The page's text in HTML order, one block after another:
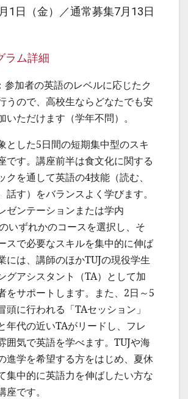
1日（金）／通常募集7月13日
ラム詳細
加者の英語のレベルに応じたク
うので、高校生ならどなたでも安
いただけます（学年不問）。
とした5日間の短期集中型のスキ
です。講座前半は食文化に関する
クを通して英語の4技能（読む、
話す）をバランスよく学びます。
ゼンテーションまたは学内
いずれかのコースを選択し、そ
スで必要なスキルを集中的に伸ば
には、講師のほかTUJの現役学生
グアシスタント（TA）として加
をサポートします。また、2日～5
頭に行われる「TAセッション」
年代の近いTAがリードし、フレ
囲気で英語を学べます。TUJや海
進学を希望する方をはじめ、夏休
集中的に英語力を伸ばしたい方な
座です。